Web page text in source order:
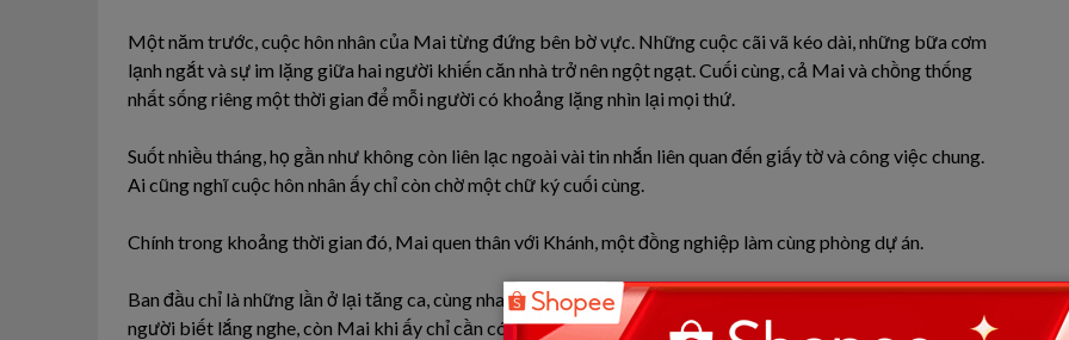
Một năm trước, cuộc hôn nhân của Mai từng đứng bên bờ vực. Những cuộc cãi vã kéo dài, những bữa cơm
lạnh ngắt và sự im lặng giữa hai người khiến căn nhà trở nên ngột ngạt. Cuối cùng, cả Mai và chồng thống
nhất sống riêng một thời gian để mỗi người có khoảng lặng nhìn lại mọi thứ.
Suốt nhiều tháng, họ gần như không còn liên lạc ngoài vài tin nhắn liên quan đến giấy tờ và công việc chung.
Ai cũng nghĩ cuộc hôn nhân ấy chỉ còn chờ một chữ ký cuối cùng.
Chính trong khoảng thời gian đó, Mai quen thân với Khánh, một đồng nghiệp làm cùng phòng dự án.
Ban đầu chỉ là những lần ở lại tăng ca, cùng nhau ăn tối sau giờ làm rồi trò chuyện về cuộc sống. Khánh là
người biết lắng nghe, còn Mai khi ấy chỉ cần có một người chịu ngồi nghe mình kể hết những mệt mỏi chất